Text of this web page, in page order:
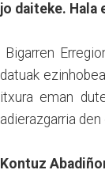
jo daiteke. Hala
Bigarren
datuak
itxura eman
adierazgarria
Kontuz